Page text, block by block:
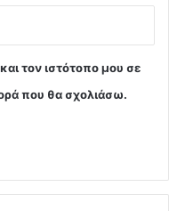
τον ιστότοπο μου σε
που θα σχολιάσω.